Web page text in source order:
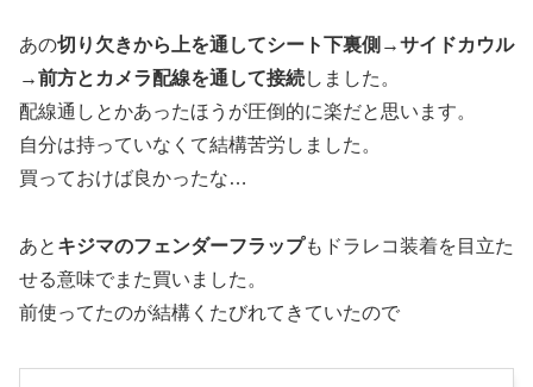
あの切り欠きから上を通してシート下裏側→サイドカウル
→前方とカメラ配線を通して接続しました。
配線通しとかあったほうが圧倒的に楽だと思います。
自分は持っていなくて結構苦労しました。
買っておけば良かったな…
あと キジマのフェンダーフラップもドラレコ装着を目立た
せる意味でまた買いました。
前使ってたのが結構くたびれてきていたので